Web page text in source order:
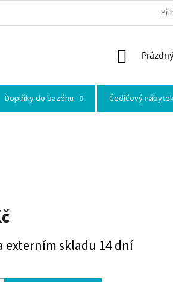
Doplňky do bazénu Čedičový
externím skladu 14 dní